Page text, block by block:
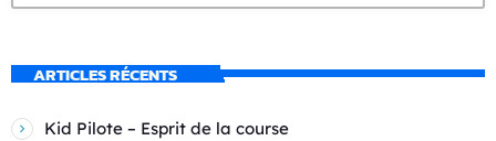
ARTICLES RÉCENTS
Kid Pilote – Esprit de la course